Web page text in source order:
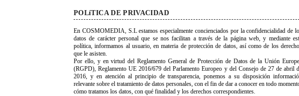
POLíTICA DE PRIVACIDAD
En COSMOMEDIA, S.L estamos especialmente concienciados por la confidencialidad de
datos de carácter personal que se nos facilitan a través de la página web, y mediante
política, informamos al usuario, en materia de protección de datos, así como de los
que le asisten.
Por ello, y en virtud del Reglamento General de Protección de Datos de la Unión
(RGPD), Reglamento UE 2016/679 del Parlamento Europeo y del Consejo de 27 de abril
2016, y en atención al principio de transparencia, ponemos a su disposición
relevante sobre el tratamiento de datos personales, con el fin de dar a conocer en todo
cómo tratamos los datos, con qué finalidad y los derechos correspondientes.